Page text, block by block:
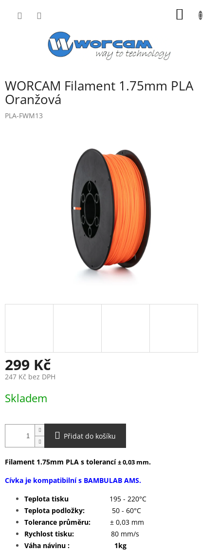
WORCAM Filament 1.75mm PLA
Oranžová
PLA-FWM13
299 Kč
247 Kč bez DPH
cena:
Skladem
Přidat do košíku
Filament 1.75mm PLA s tolerancí± 0,03 mm.
Cívka je kompatibilní s BAMBULAB AMS.
Teplota tisku 195 - 220°C
Teplota podložky:
50 - 60°C
Tolerance průměru:
± 0,03 mm
Rychlost tisku:
80 mm/s
Váha návinu : 1kg